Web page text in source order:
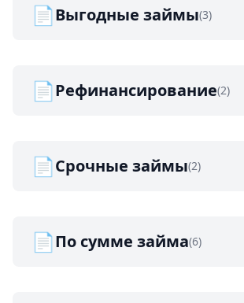
📄Выгодные займы(3)
📄Рефинансирование(2)
📄Срочные займы(2)
📄По сумме займа(6)